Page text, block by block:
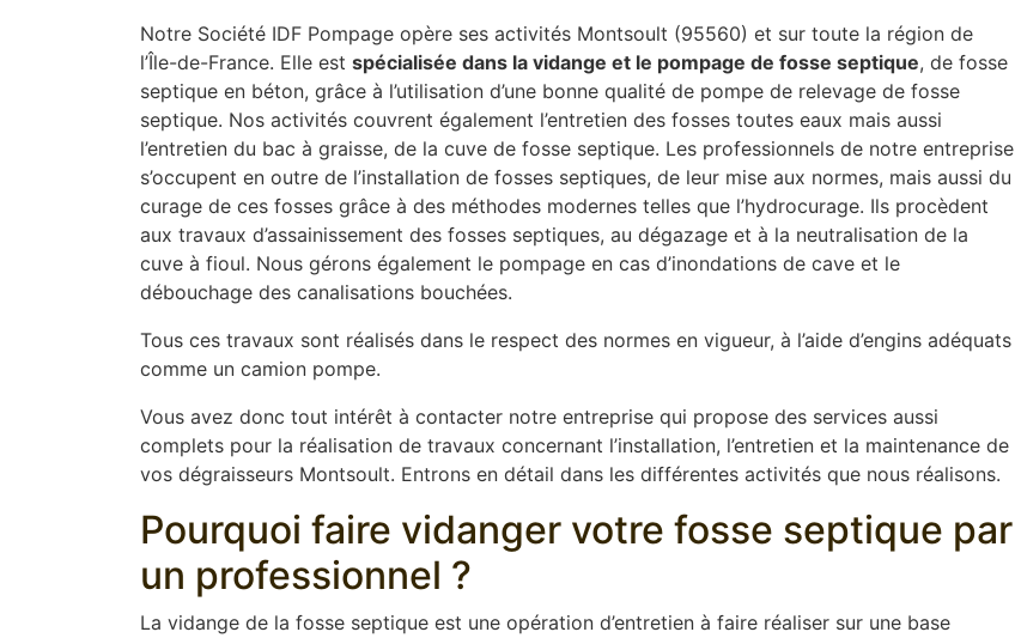
Notre Société IDF Pompage opère ses activités Montsoult (95560) et sur toute la région de
l’Île-de-France. Elle est spécialisée dans la vidange et le pompage de fosse septique, de fosse
septique en béton, grâce à l’utilisation d’une bonne qualité de pompe de relevage de fosse
septique. Nos activités couvrent également l’entretien des fosses toutes eaux mais aussi
l’entretien du bac à graisse, de la cuve de fosse septique. Les professionnels de notre entreprise
s’occupent en outre de l’installation de fosses septiques, de leur mise aux normes, mais aussi du
curage de ces fosses grâce à des méthodes modernes telles que l’hydrocurage. Ils procèdent
aux travaux d’assainissement des fosses septiques, au dégazage et à la neutralisation de la
cuve à fioul. Nous gérons également le pompage en cas d’inondations de cave et le
débouchage des canalisations bouchées.
Tous ces travaux sont réalisés dans le respect des normes en vigueur, à l’aide d’engins adéquats
comme un camion pompe.
Vous avez donc tout intérêt à contacter notre entreprise qui propose des services aussi
complets pour la réalisation de travaux concernant l’installation, l’entretien et la maintenance de
vos dégraisseurs Montsoult. Entrons en détail dans les différentes activités que nous réalisons.
Pourquoi faire vidanger votre fosse septique par
un professionnel ?
La vidange de la fosse septique est une opération d’entretien à faire réaliser sur une base